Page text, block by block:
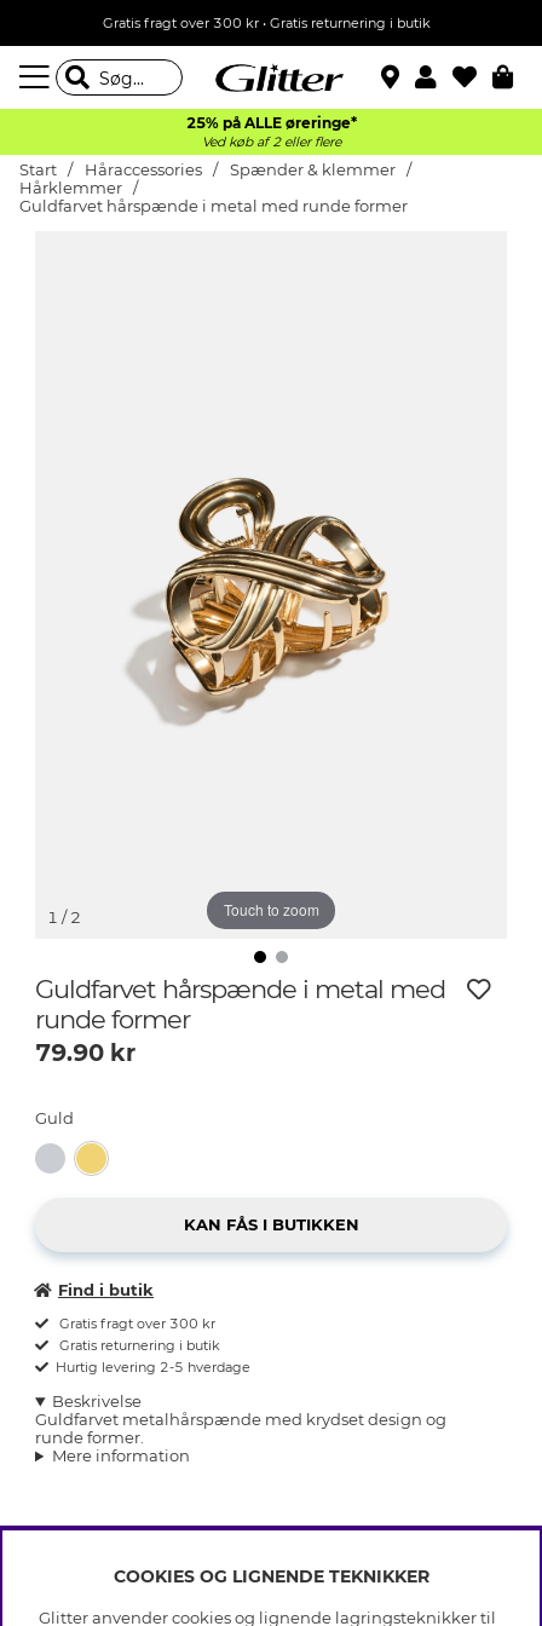
Gratis fragt over 300 kr • Gratis returnering i butik
25% på ALLE øreringe*
Ved køb af 2 eller flere
Start Håraccessories
Spænder & klemmer
Hårklemmer
Guldfarvet hårspænde i metal med runde former
Touch to zoom
1 / 2
Guldfarvet hårspænde i metal med
runde former
79.90 kr
Guld
Find i butik
Gratis fragt over 300 kr
Gratis returnering i butik
Hurtig levering 2-5 hverdage
Beskrivelse
Guldfarvet metalhårspænde med krydset design og
runde former.
Mere information
INFO
COOKIES OG LIGNENDE TEKNIKKER
Glitter anvender cookies og lignende lagringsteknikker til